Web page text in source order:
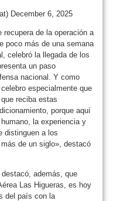
December 6, 2025
recupera de la operación a
poco más de una semana
celebró la llegada de los
un paso
nacional. Y como
especialmente que
reciba estas
porque aquí
la experiencia y
distinguen a los
de un siglo», destacó
además, que
Las Higueras, es hoy
del país con la